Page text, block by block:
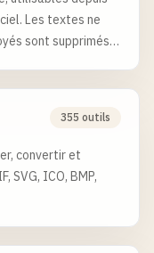
Les textes ne
sont supprimés
355 outils
convertir et
SVG, ICO, BMP,